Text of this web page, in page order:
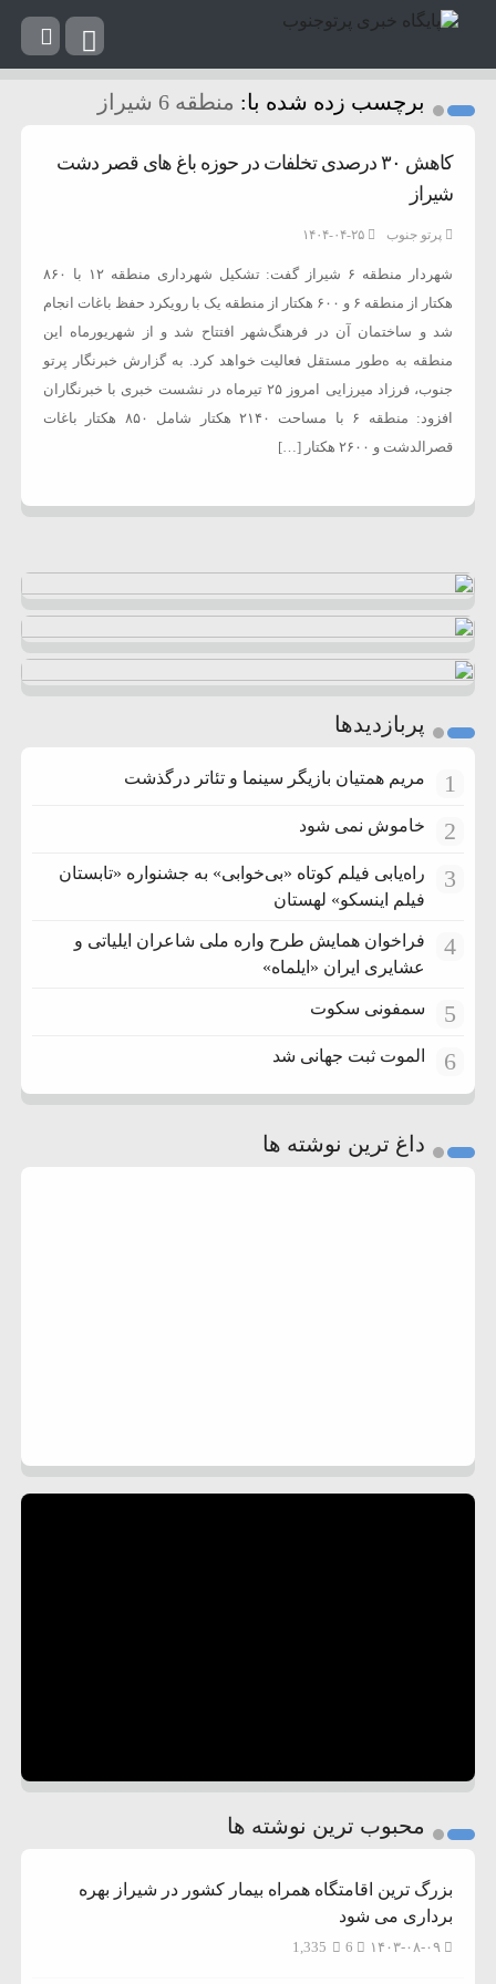
برچسب زده شده با: منطقه 6 شیراز
کاهش ۳۰ درصدی تخلفات در حوزه باغ های قصر دشت
شیراز
پرتو جنوب ۱۴۰۴-۰۴-۲۵
شهردار منطقه ۶ شیراز گفت: تشکیل شهرداری منطقه ۱۲ با ۸۶۰
هکتار از منطقه ۶ و ۶۰۰ هکتار از منطقه یک با رویکرد حفظ باغات انجام
شد و ساختمان آن در فرهنگ‌شهر افتتاح شد و از شهریورماه این
منطقه به ه‌طور مستقل فعالیت خواهد کرد. به گزارش خبرنگار پرتو
جنوب، فرزاد میرزایی امروز ٢۵ تیرماه در نشست خبری با خبرنگاران
افزود: منطقه ۶ با مساحت ۲۱۴۰ هکتار شامل ۸۵۰ هکتار باغات
قصرالدشت و ۲۶۰۰ هکتار […]
پربازدیدها
1 مریم همتیان بازیگر سینما و تئاتر درگذشت
2 خاموش نمی شود
3
راه‌یابی فیلم کوتاه «بی‌خوابی» به جشنواره «تابستان
فیلم اینسکو» لهستان
4
فراخوان همایش طرح واره ملی شاعران ایلیاتی و
عشایری ایران «ایلماه»
5 سمفونی سکوت
6 الموت ثبت جهانی شد
داغ ترین نوشته ها
محبوب ترین نوشته ها
بزرگ ترین اقامتگاه همراه بیمار کشور در شیراز بهره
برداری می شود
۱۴۰۳-۰۸-۰۹ 1,335